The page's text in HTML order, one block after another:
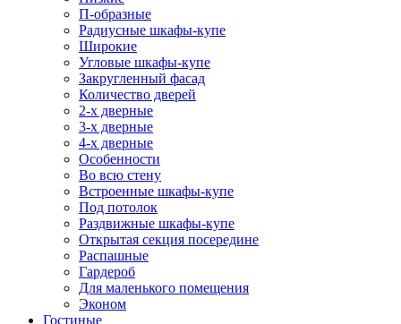
П-образные
Радиусные шкафы-купе
Широкие
Угловые шкафы-купе
Закругленный фасад
Количество дверей
2-х дверные
3-х дверные
4-х дверные
Особенности
Во всю стену
Встроенные шкафы-купе
Под потолок
Раздвижные шкафы-купе
Открытая секция посередине
Распашные
Гардероб
Для маленького помещения
Эконом
Гостиные